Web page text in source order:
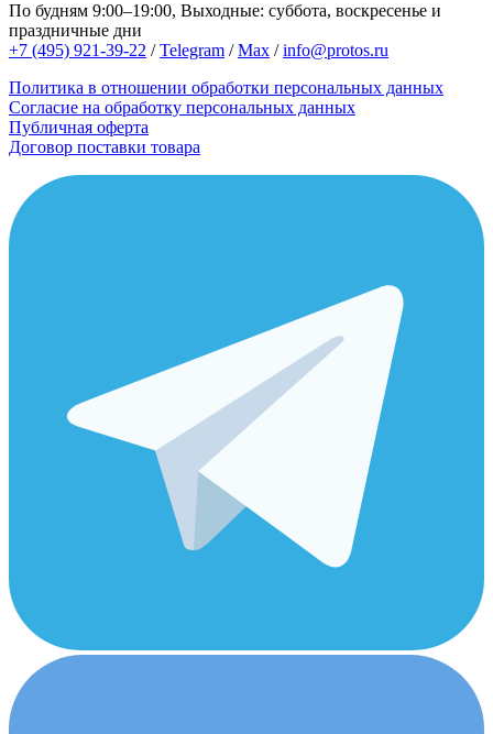
По будням 9:00–19:00, Выходные: суббота, воскресенье и
праздничные дни
+7 (495) 921-39-22 /Telegram /Max /info@protos.ru
Политика в отношении обработки персональных данных
Согласие на обработку персональных данных
Публичная оферта
Договор поставки товара